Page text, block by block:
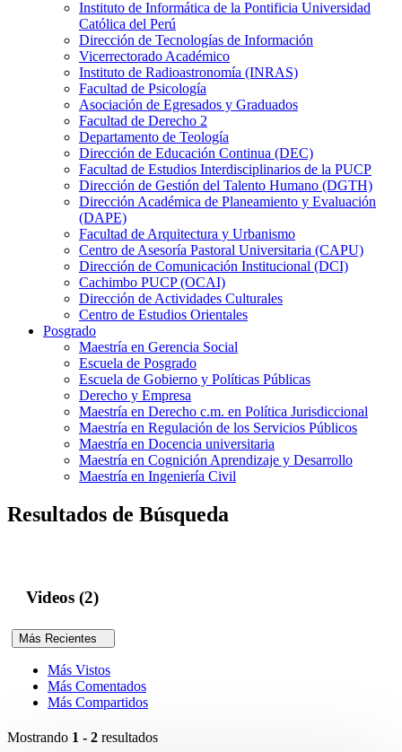
Instituto de Informática de la Pontificia Universidad
Católica del Perú
Dirección de Tecnologías de Información
Vicerrectorado Académico
Instituto de Radioastronomía (INRAS)
Facultad de Psicología
Asociación de Egresados y Graduados
Facultad de Derecho 2
Departamento de Teología
Dirección de Educación Continua (DEC)
Facultad de Estudios Interdisciplinarios de la PUCP
Dirección de Gestión del Talento Humano (DGTH)
Dirección Académica de Planeamiento y Evaluación
(DAPE)
Facultad de Arquitectura y Urbanismo
Centro de Asesoría Pastoral Universitaria (CAPU)
Dirección de Comunicación Institucional (DCI)
Cachimbo PUCP (OCAI)
Dirección de Actividades Culturales
Centro de Estudios Orientales
Posgrado
Maestría en Gerencia Social
Escuela de Posgrado
Escuela de Gobierno y Políticas Públicas
Derecho y Empresa
Maestría en Derecho c.m. en Política Jurisdiccional
Maestría en Regulación de los Servicios Públicos
Maestría en Docencia universitaria
Maestría en Cognición Aprendizaje y Desarrollo
Maestría en Ingeniería Civil
Resultados de Búsqueda
Videos (2)
Más Recientes
Más Vistos
Más Comentados
Más Compartidos
Mostrando 1 - 2 resultados